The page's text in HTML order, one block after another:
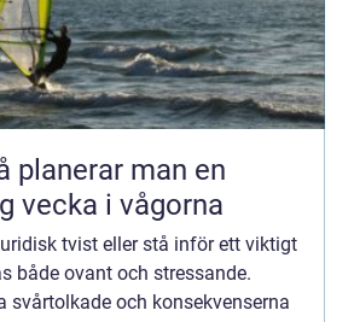
vecka i vågorna
tvist eller stå inför ett viktigt
både ovant och stressande.
svårtolkade och konsekvenserna